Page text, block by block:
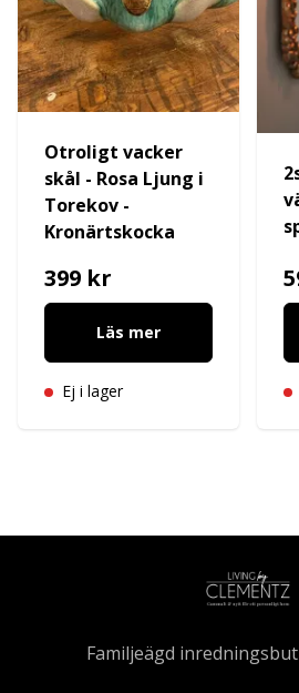
Otroligt vacker
skål - Rosa Ljung i
Torekov -
Kronärtskocka
399 kr
Läs mer
Ej i lager
Familjeägd